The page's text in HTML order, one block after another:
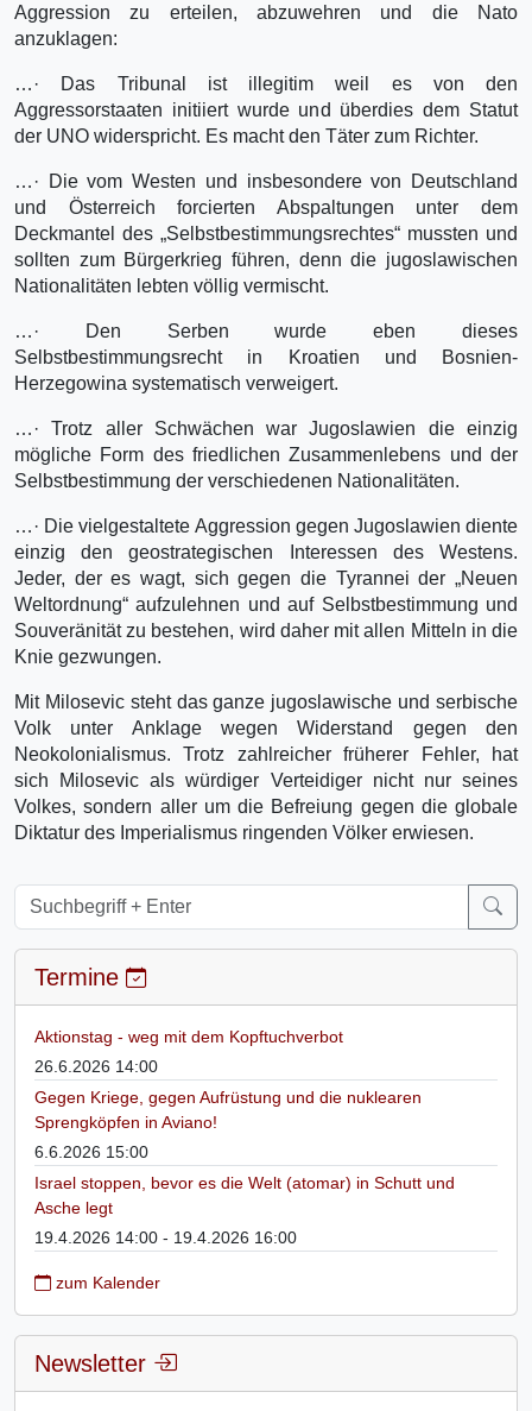
Aggression zu erteilen, abzuwehren und die Nato
anzuklagen:
…· Das Tribunal ist illegitim weil es von den
Aggressorstaaten initiiert wurde und überdies dem Statut
der UNO widerspricht. Es macht den Täter zum Richter.
…· Die vom Westen und insbesondere von Deutschland
und Österreich forcierten Abspaltungen unter dem
Deckmantel des „Selbstbestimmungsrechtes“ mussten und
sollten zum Bürgerkrieg führen, denn die jugoslawischen
Nationalitäten lebten völlig vermischt.
…· Den Serben wurde eben dieses
Selbstbestimmungsrecht in Kroatien und Bosnien-
Herzegowina systematisch verweigert.
…· Trotz aller Schwächen war Jugoslawien die einzig
mögliche Form des friedlichen Zusammenlebens und der
Selbstbestimmung der verschiedenen Nationalitäten.
…· Die vielgestaltete Aggression gegen Jugoslawien diente
einzig den geostrategischen Interessen des Westens.
Jeder, der es wagt, sich gegen die Tyrannei der „Neuen
Weltordnung“ aufzulehnen und auf Selbstbestimmung und
Souveränität zu bestehen, wird daher mit allen Mitteln in die
Knie gezwungen.
Mit Milosevic steht das ganze jugoslawische und serbische
Volk unter Anklage wegen Widerstand gegen den
Neokolonialismus. Trotz zahlreicher früherer Fehler, hat
sich Milosevic als würdiger Verteidiger nicht nur seines
Volkes, sondern aller um die Befreiung gegen die globale
Diktatur des Imperialismus ringenden Völker erwiesen.
Termine
Aktionstag - weg mit dem Kopftuchverbot
26.6.2026 14:00
Gegen Kriege, gegen Aufrüstung und die nuklearen
Sprengköpfen in Aviano!
6.6.2026 15:00
Israel stoppen, bevor es die Welt (atomar) in Schutt und
Asche legt
19.4.2026 14:00 - 19.4.2026 16:00
zum Kalender
Newsletter